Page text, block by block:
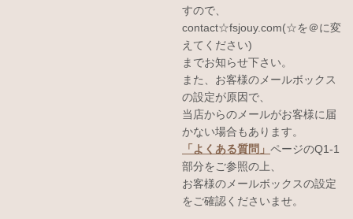
すので、
contact☆fsjouy.com(☆を＠に変
えてください)
までお知らせ下さい。
また、お客様のメールボックス
の設定が原因で、
当店からのメールがお客様に届
かない場合もあります。
「よくある質問」 ページのQ1-1
部分をご参照の上、
お客様のメールボックスの設定
をご確認くださいませ。